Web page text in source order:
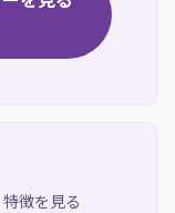
徴を見る